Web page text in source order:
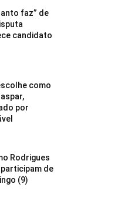
faz” de
candidato
como
por
Rodrigues
de
(9)